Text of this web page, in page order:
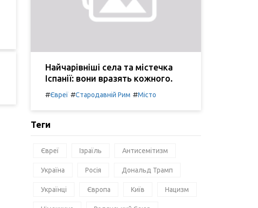
Найчарівніші села та містечка
Іспанії: вони вразять кожного.
#Євреї #Стародавній Рим #Місто
Теги
Євреї Ізраїль Антисемітизм
Україна Росія Дональд Трамп
Українці Європа Київ Нацизм